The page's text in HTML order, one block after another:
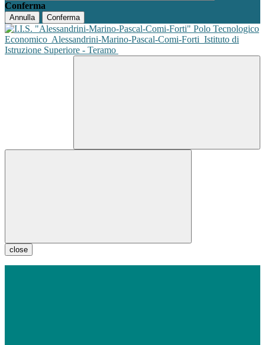
Conferma
Annulla Conferma
Polo Tecnologico
Economico Alessandrini-Marino-Pascal-Comi-Forti Istituto di
Istruzione Superiore - Teramo
close